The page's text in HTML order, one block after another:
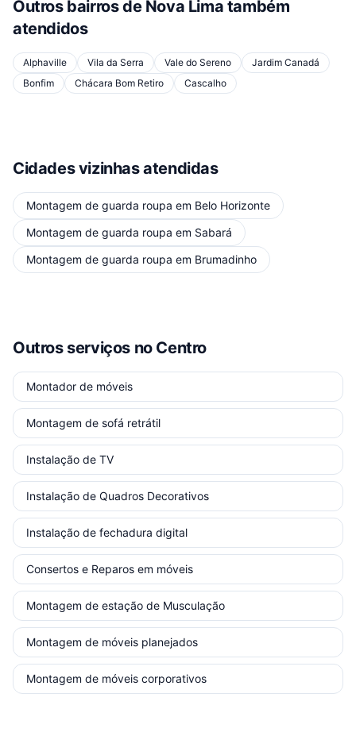
Outros bairros de Nova Lima também
atendidos
Alphaville Vila da Serra Vale do Sereno
Jardim Canadá
Bonfim
Chácara Bom Retiro Cascalho
Cidades vizinhas atendidas
Montagem de guarda roupa em Belo Horizonte
Montagem de guarda roupa em Sabará
Montagem de guarda roupa em Brumadinho
Outros serviços no Centro
Montador de móveis
Montagem de sofá retrátil
Instalação de TV
Instalação de Quadros Decorativos
Instalação de fechadura digital
Consertos e Reparos em móveis
Montagem de estação de Musculação
Montagem de móveis planejados
Montagem de móveis corporativos